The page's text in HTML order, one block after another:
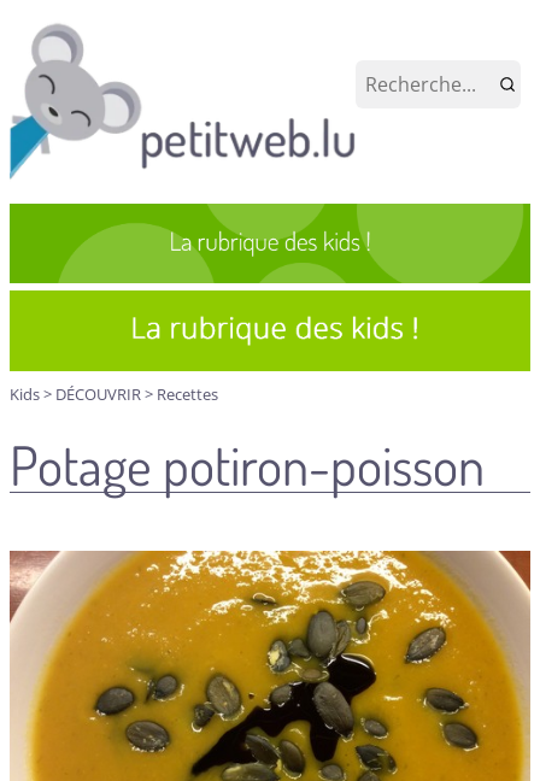
Kids> DÉCOUVRIR> Recettes
Potage potiron-poisson